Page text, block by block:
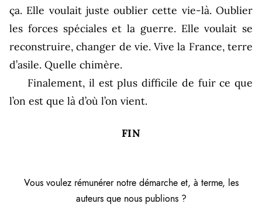
ça. Elle voulait juste oublier cette vie-là. Oublier
les forces spéciales et la guerre. Elle voulait se
reconstruire, changer de vie. Vive la France, terre
d’asile. Quelle chimère.
Finalement, il est plus difficile de fuir ce que
l’on est que là d’où l’on vient.
FIN
Vous voulez rémunérer notre démarche et, à terme, les
auteurs que nous publions ?